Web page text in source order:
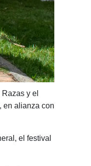
y el
en alianza con
el festival